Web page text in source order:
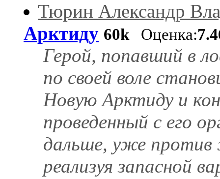
Тюрин Александр
Арктиду 60kОценка:
Герой, попавший в
по своей воле
Новую Арктиду и
проведенный с его
дальше, уже против
реализуя запасной